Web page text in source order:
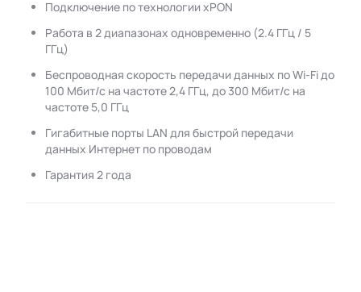
Подключение по технологии xPON
Работа в 2 диапазонах одновременно (2.4 ГГц / 5
ГГц)
Беспроводная скорость передачи данных по Wi-Fi до
100 Мбит/с на частоте 2,4 ГГц, до 300 Мбит/с на
частоте 5,0 ГГц
Гигабитные порты LAN для быстрой передачи
данных Интернет по проводам
Гарантия 2 года